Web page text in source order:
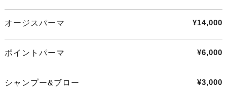
オージスパーマ ¥14,000
ポイントパーマ ¥6,000
シャンプー&ブロー ¥3,000